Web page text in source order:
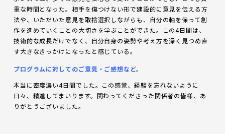
重な時間となった。相手を傷つけない形で建設的に意見を伝える方
法や、いただいた意見を取捨選択しながらも、自分の軸を保って創
作を進めていくことの大切さを学ぶことができた。この4日間は、
技術的な成長だけでなく、自分自身の姿勢や考え方を深く見つめ直
す大きなきっかけになったと感じている。
プログラムに対してのご意見・ご感想など。
本当に密度濃い4日間でした。この感覚、経験を忘れないように
日々、精進してまいります。関わってくださった関係者の皆様、あ
りがとうございました。